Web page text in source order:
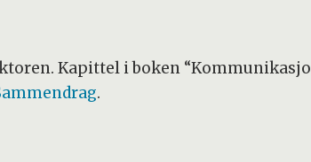
Kapittel i boken
.